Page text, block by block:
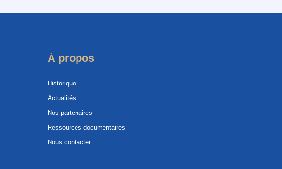
À propos
Historique
Actualités
Nos partenaires
Ressources documentaires
Nous contacter